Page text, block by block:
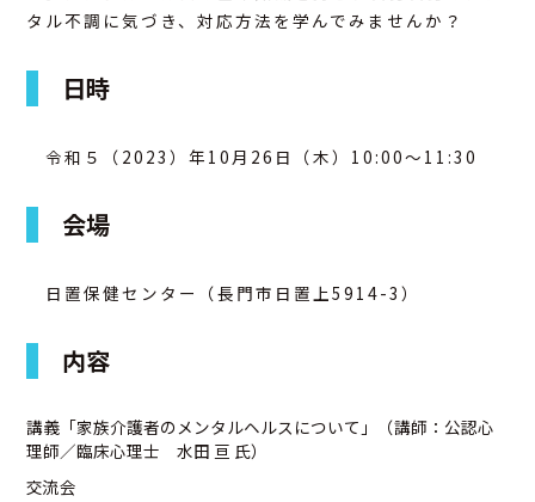
タル不調に気づき、対応方法を学んでみませんか？
日時
令和５（2023）年10月26日（木）10:00～11:30
会場
日置保健センター（長門市日置上5914-3）
内容
講義「家族介護者のメンタルヘルスについて」（講師：公認心
理師／臨床心理士 水田 亘 氏）
交流会